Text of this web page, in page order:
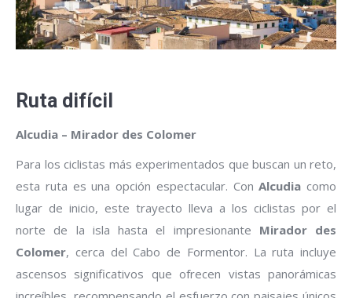
Ruta difícil
Alcudia – Mirador des Colomer
Para los ciclistas más experimentados que buscan un reto,
esta ruta es una opción espectacular. ConAlcudia como
lugar de inicio, este trayecto lleva a los ciclistas por el
norte de la isla hasta el impresionante Mirador des
Colomer, cerca del Cabo de Formentor. La ruta incluye
ascensos significativos que ofrecen vistas panorámicas